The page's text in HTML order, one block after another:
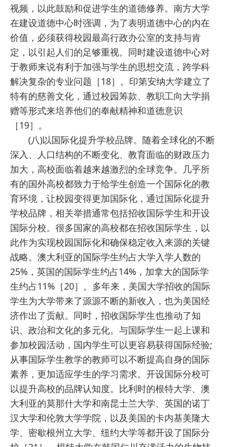
视频，以此鼓励和促进学生的道德修养。南方大学
在建设道德中心时强调，为了表明道德中心的内在
价值，必须获得校园最高行政办公室的支持与肯
定，以引起人们的足够重视。同时建设道德中心对
于教师来说有利于加强与学生的思想交流，跨学科
解决复杂的专业问题［18］。印第安纳大学建立了
特有的慈善文化，通过校园筹款、教职工向大学捐
赠等形式来培养他们的奉献精神和道德意识
［19］。
(八)以国际化提升学校品牌。随着全球化的不断
深入、人口结构的不断变化、教育面临的财政压力
加大，高校面临着越来越激烈的全球竞争。几乎所
有的国外高校都致力于给学生创造一个国际化的教
育环境，让校园变得更加国际化，通过国际化提升
学校品牌，相关举措通常包括招收国际学生和开设
国际分校。很多国家的高校都在招收国际学生，以
此作为实现校园国际化和确保稳定收入来源的关键
战略。澳大利亚的国际学生约占大学入学人数的
25%，英国的国际学生约占14%，加拿大的国际学
生约占11%［20］。多年来，美国大学招收的国际
学生为大学带来了源源不断的新收入，也为美国经
济作出了贡献。同时，招收国际学生也推动了知
识、政治和文化的多元化。与国际学生一起上课和
参加校园活动，国内学生可以更容易获得国际经验;
从事国际学生教学的教师可以不断提高自身的国际
素养，更加适应学生的学习需求。开设国际分校可
以提升高校的品牌认知度。比利时的根特大学、澳
大利亚的莫那什大学和南昆士兰大学、英国的诺丁
汉大学和伦敦大学学院，以及美国的卡内基美隆大
学、密歇根州立大学、纽约大学等都开设了国际分